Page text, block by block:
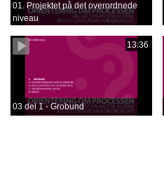
01. Projektet på det overordnede
niveau
13:36
03 del 1 - Grobund